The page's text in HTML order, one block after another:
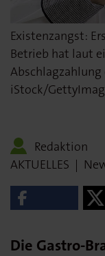
Existenzangst:
Betrieb hat laut
iStock/
Redaktion
AKTUELLES |
Die Gastro-